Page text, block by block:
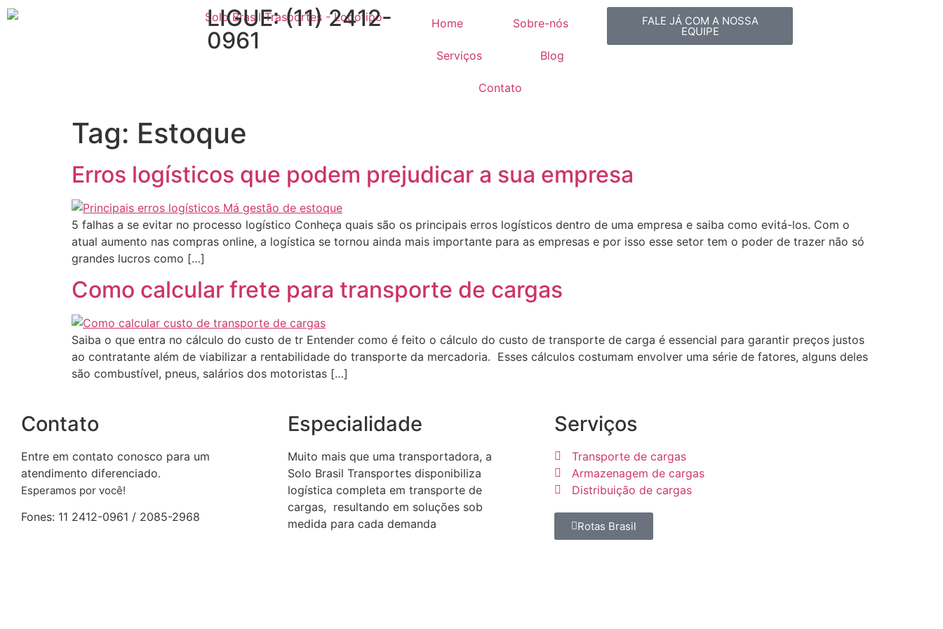
LIGUE: (11) 2412-
0961
Home Sobre-nós
Serviços Blog
Contato
FALE JÁ COM A NOSSA
EQUIPE
Tag: Estoque
Erros logísticos que podem prejudicar a sua empresa
5 falhas a se evitar no processo logístico Conheça quais são os principais erros logísticos dentro de uma empresa e saiba como evitá-los. Com o
atual aumento nas compras online, a logística se tornou ainda mais importante para as empresas e por isso esse setor tem o poder de trazer não só
grandes lucros como […]
Como calcular frete para transporte de cargas
Saiba o que entra no cálculo do custo de tr Entender como é feito o cálculo do custo de transporte de carga é essencial para garantir preços justos
ao contratante além de viabilizar a rentabilidade do transporte da mercadoria. Esses cálculos costumam envolver uma série de fatores, alguns deles
são combustível, pneus, salários dos motoristas […]
Contato
Entre em contato conosco para um
atendimento diferenciado.
Esperamos por você!
Fones: 11 2412-0961 / 2085-2968
Especialidade
Muito mais que uma transportadora, a
Solo Brasil Transportes disponibiliza
logística completa em transporte de
cargas, resultando em soluções sob
medida para cada demanda
Serviços
Transporte de cargas
Armazenagem de cargas
Distribuição de cargas
Rotas Brasil